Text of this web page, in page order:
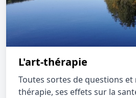
L'art-thérapie
Toutes sortes de questions
thérapie, ses effets sur la